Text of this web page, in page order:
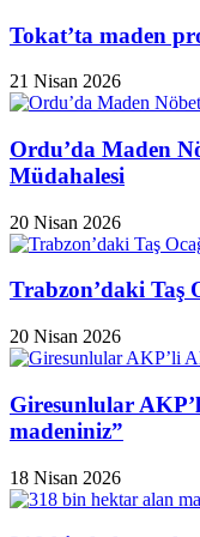
Tokat’ta maden
21 Nisan 2026
Ordu’da Maden
Müdahalesi
20 Nisan 2026
Trabzon’daki Taş
20 Nisan 2026
Giresunlular
madeniniz”
18 Nisan 2026